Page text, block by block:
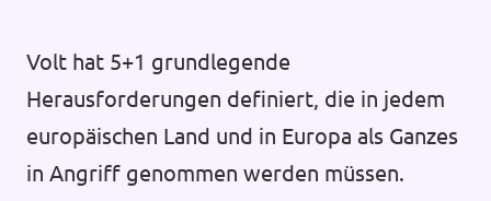
Volt hat 5+1 grundlegende
Herausforderungen definiert, die in jedem
europäischen Land und in Europa als Ganzes
in Angriff genommen werden müssen.